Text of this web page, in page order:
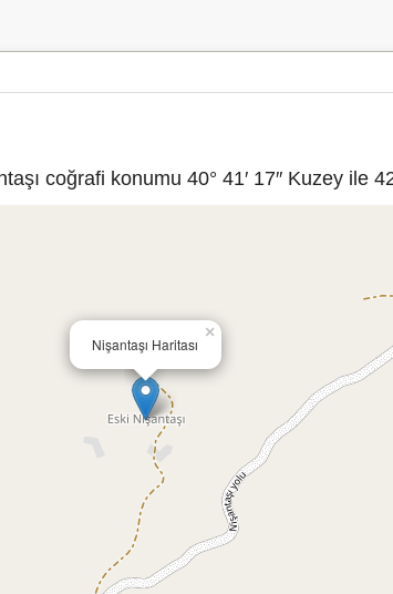
coğrafi konumu 40° 41′ 17″ Kuzey ile
Nişantaşı Haritası
×